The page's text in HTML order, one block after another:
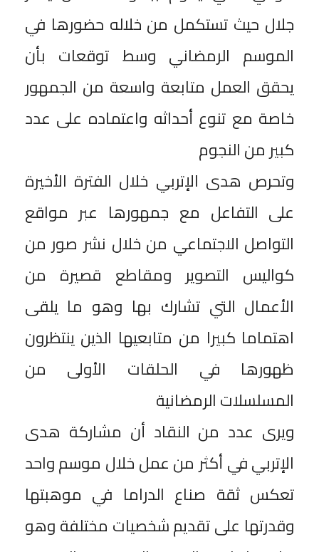
جلال حيث تستكمل من خلاله حضورها في
الموسم الرمضاني وسط توقعات بأن
يحقق العمل متابعة واسعة من الجمهور
خاصة مع تنوع أحداثه واعتماده على عدد
كبير من النجوم
وتحرص هدى الإتربي خلال الفترة الأخيرة
على التفاعل مع جمهورها عبر مواقع
التواصل الاجتماعي من خلال نشر صور من
كواليس التصوير ومقاطع قصيرة من
الأعمال التي تشارك بها وهو ما يلقى
اهتماما كبيرا من متابعيها الذين ينتظرون
ظهورها في الحلقات الأولى من
المسلسلات الرمضانية
ويرى عدد من النقاد أن مشاركة هدى
الإتربي في أكثر من عمل خلال موسم واحد
تعكس ثقة صناع الدراما في موهبتها
وقدرتها على تقديم شخصيات مختلفة وهو